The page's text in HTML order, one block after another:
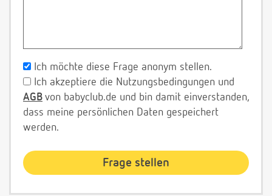
Ich möchte diese Frage anonym stellen.
Ich akzeptiere die Nutzungsbedingungen und
AGB von babyclub.de und bin damit einverstanden,
dass meine persönlichen Daten gespeichert
werden.